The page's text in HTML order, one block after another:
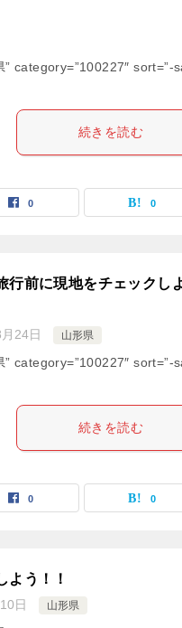
category=”100227″ sort=”-
続きを読む
0 0
行前に現地をチェックし
24日 山形県
category=”100227″ sort=”-
続きを読む
0 0
よう！！
日 山形県